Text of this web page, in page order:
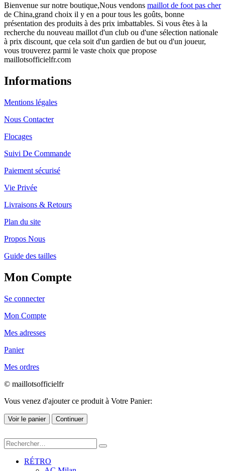
Bienvenue sur notre boutique,Nous vendons maillot de foot pas cher
de China,grand choix il y en a pour tous les goûts, bonne
présentation des produits à des prix imbattables. Si vous êtes à la
recherche du nouveau maillot d'un club ou d'une sélection nationale
à prix discount, que cela soit d'un gardien de but ou d'un joueur,
vous trouverez parmi le vaste choix que propose
maillotsofficielfr.com
Informations
Mentions légales
Nous Contacter
Flocages
Suivi De Commande
Paiement sécurisé
Vie Privée
Livraisons & Retours
Plan du site
Propos Nous
Guide des tailles
Mon Compte
Se connecter
Mon Compte
Mes adresses
Panier
Mes ordres
© maillotsofficielfr
Vous venez d'ajouter ce produit à Votre Panier:
Voir le panier Continuer
RÉTRO